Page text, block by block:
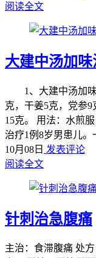
阅读全文
大建中汤加
1、大建中汤加味
克，干姜5克，党参
15克。 用法：水煎
治疗1例8岁男患儿。
10月08日 发表评论
阅读全文
针刺治急腹痛
主治：食滞腹痛 处